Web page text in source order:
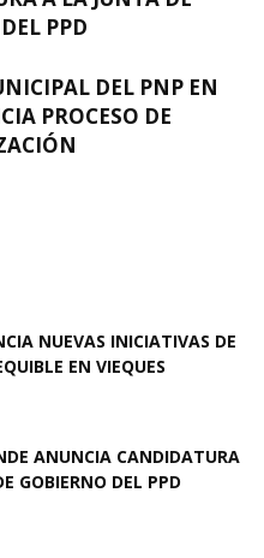
PPD
DEL PNP EN
PROCESO DE
NUEVAS INICIATIVAS DE
EN VIEQUES
ANUNCIA CANDIDATURA
GOBIERNO DEL PPD